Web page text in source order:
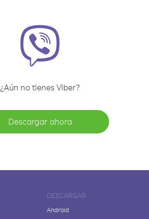
¿Aún no tienes Viber?
Descargar ahora
DESCARGAR
Android